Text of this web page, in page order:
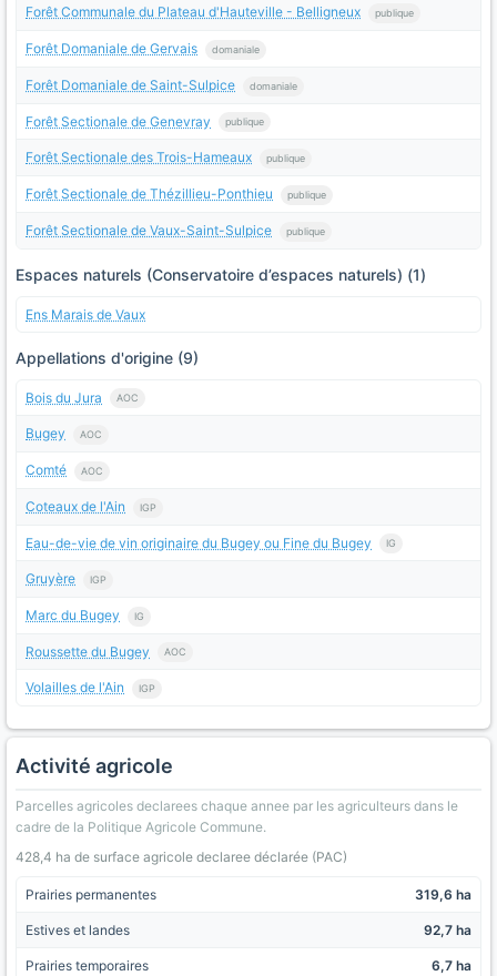
Forêt Communale du Plateau d'Hauteville - Belligneux publique
Forêt Domaniale de Gervais domaniale
Forêt Domaniale de Saint-Sulpice domaniale
Forêt Sectionale de Genevray publique
Forêt Sectionale des Trois-Hameaux publique
Forêt Sectionale de Thézillieu-Ponthieu publique
Forêt Sectionale de Vaux-Saint-Sulpice publique
Espaces naturels (Conservatoire d’espaces naturels) (1)
Ens Marais de Vaux
Appellations d'origine (9)
Bois du Jura AOC
Bugey AOC
Comté AOC
Coteaux de l'Ain IGP
Eau-de-vie de vin originaire du Bugey ou Fine du Bugey IG
Gruyère IGP
Marc du Bugey IG
Roussette du Bugey AOC
Volailles de l'Ain IGP
Activité agricole
Parcelles agricoles declarees chaque annee par les agriculteurs dans le
cadre de la Politique Agricole Commune.
428,4 ha de surface agricole declaree déclarée (PAC)
Prairies permanentes 319,6 ha
Estives et landes 92,7 ha
Prairies temporaires 6,7 ha